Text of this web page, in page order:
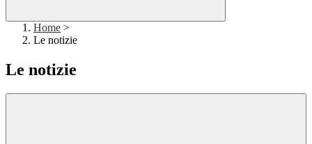
Home >
Le notizie
Le notizie